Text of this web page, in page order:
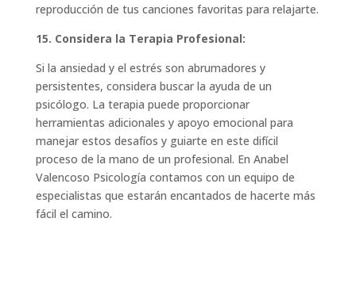
reproducción de tus canciones favoritas para relajarte.
15. Considera la Terapia Profesional:
Si la ansiedad y el estrés son abrumadores y
persistentes, considera buscar la ayuda de un
psicólogo. La terapia puede proporcionar
herramientas adicionales y apoyo emocional para
manejar estos desafíos y guiarte en este difícil
proceso de la mano de un profesional. En Anabel
Valencoso Psicología contamos con un equipo de
especialistas que estarán encantados de hacerte más
fácil el camino.